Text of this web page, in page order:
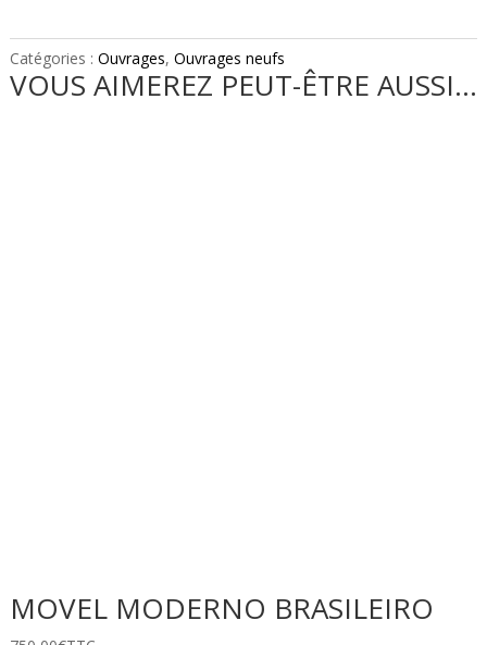
Catégories : Ouvrages, Ouvrages neufs
VOUS AIMEREZ PEUT-ÊTRE AUSSI…
MOVEL MODERNO BRASILEIRO